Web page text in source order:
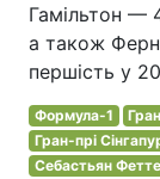
Гамільтон —
а також
першість у
Формула-1
Гран-прі
Себастьян